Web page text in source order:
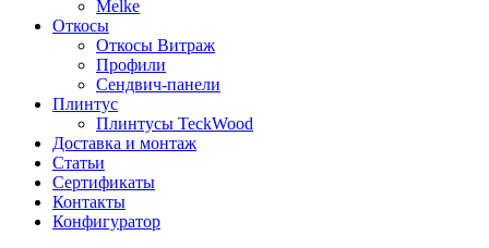
Melke
Откосы
Откосы Витраж
Профили
Сендвич-панели
Плинтус
Плинтусы TeckWood
Доставка и монтаж
Статьи
Сертификаты
Контакты
Конфигуратор